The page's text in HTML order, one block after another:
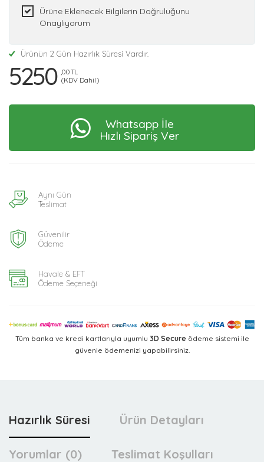
Ürüne Eklenecek Bilgilerin Doğruluğunu
Onaylıyorum
Ürünün 2 Gün Hazırlık Süresi Vardır.
5250 ,00 TL
(KDV Dahil)
Whatsapp İle
Hızlı Sipariş Ver
Aynı Gün
Teslimat
Güvenilir
Ödeme
Havale & EFT
Ödeme Seçeneği
Tüm banka ve kredi kartlarıyla uyumlu 3D Secure ödeme sistemi ile
güvenle ödemenizi yapabilirsiniz.
Hazırlık Süresi Ürün Detayları
Yorumlar (0) Teslimat Koşulları